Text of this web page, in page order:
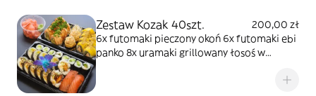
Zestaw Kozak 40szt.
200,00 zł
6x futomaki pieczony okoń 6x futomaki ebi
panko 8x uramaki grillowany łosoś w